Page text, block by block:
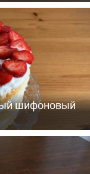
шифоновый